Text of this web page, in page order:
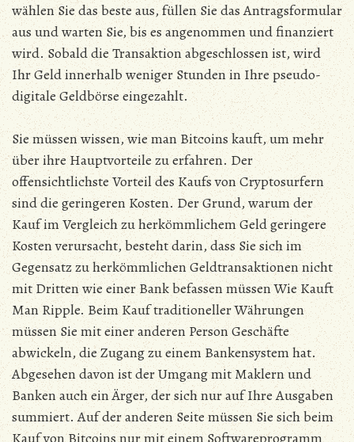
wählen Sie das beste aus, füllen Sie das Antragsformular
aus und warten Sie, bis es angenommen und finanziert
wird. Sobald die Transaktion abgeschlossen ist, wird
Ihr Geld innerhalb weniger Stunden in Ihre pseudo-
digitale Geldbörse eingezahlt.
Sie müssen wissen, wie man Bitcoins kauft, um mehr
über ihre Hauptvorteile zu erfahren. Der
offensichtlichste Vorteil des Kaufs von Cryptosurfern
sind die geringeren Kosten. Der Grund, warum der
Kauf im Vergleich zu herkömmlichem Geld geringere
Kosten verursacht, besteht darin, dass Sie sich im
Gegensatz zu herkömmlichen Geldtransaktionen nicht
mit Dritten wie einer Bank befassen müssen Wie Kauft
Man Ripple. Beim Kauf traditioneller Währungen
müssen Sie mit einer anderen Person Geschäfte
abwickeln, die Zugang zu einem Bankensystem hat.
Abgesehen davon ist der Umgang mit Maklern und
Banken auch ein Ärger, der sich nur auf Ihre Ausgaben
summiert. Auf der anderen Seite müssen Sie sich beim